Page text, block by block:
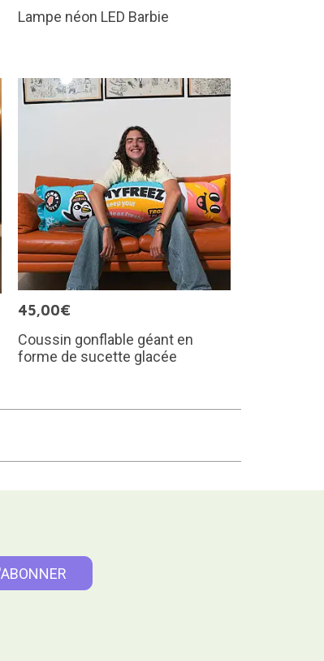
Lampe néon LED Barbie
45,00€
Coussin gonflable géant en
forme de sucette glacée